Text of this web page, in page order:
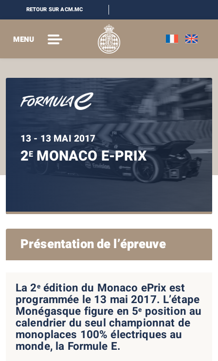
RETOUR SUR ACM.MC
MENU
13 - 13 MAI 2017
2E MONACO E-PRIX
Présentation de l’épreuve
La 2eédition du Monaco ePrix est
programmée le 13 mai 2017. L’étape
Monégasque figure en 5e position au
calendrier du seul championnat de
monoplaces 100% électriques au
monde, la Formule E.